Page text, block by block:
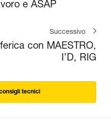
e ASAP
Successivo
con MAESTRO,
I’D, RIG
tecnici